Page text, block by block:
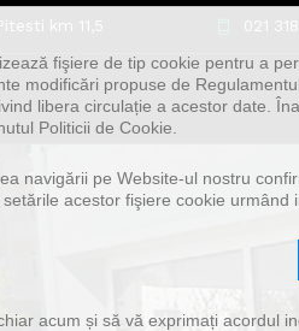
km 11,5 021
fişiere de tip cookie pentru a
modificări propuse de
libera circulație a acestor date.
Politicii de Cookie.
navigării pe Website-ul nostru
acestor fişiere cookie urmând
acum și să vă exprimați acordul